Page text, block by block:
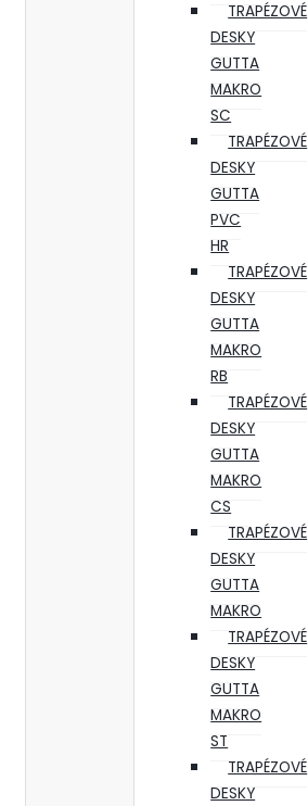
TRAPÉZOVÉ
DESKY
GUTTA
MAKRO
SC
TRAPÉZOVÉ
DESKY
GUTTA
PVC
HR
TRAPÉZOVÉ
DESKY
GUTTA
MAKRO
RB
TRAPÉZOVÉ
DESKY
GUTTA
MAKRO
CS
TRAPÉZOVÉ
DESKY
GUTTA
MAKRO
TRAPÉZOVÉ
DESKY
GUTTA
MAKRO
ST
TRAPÉZOVÉ
DESKY